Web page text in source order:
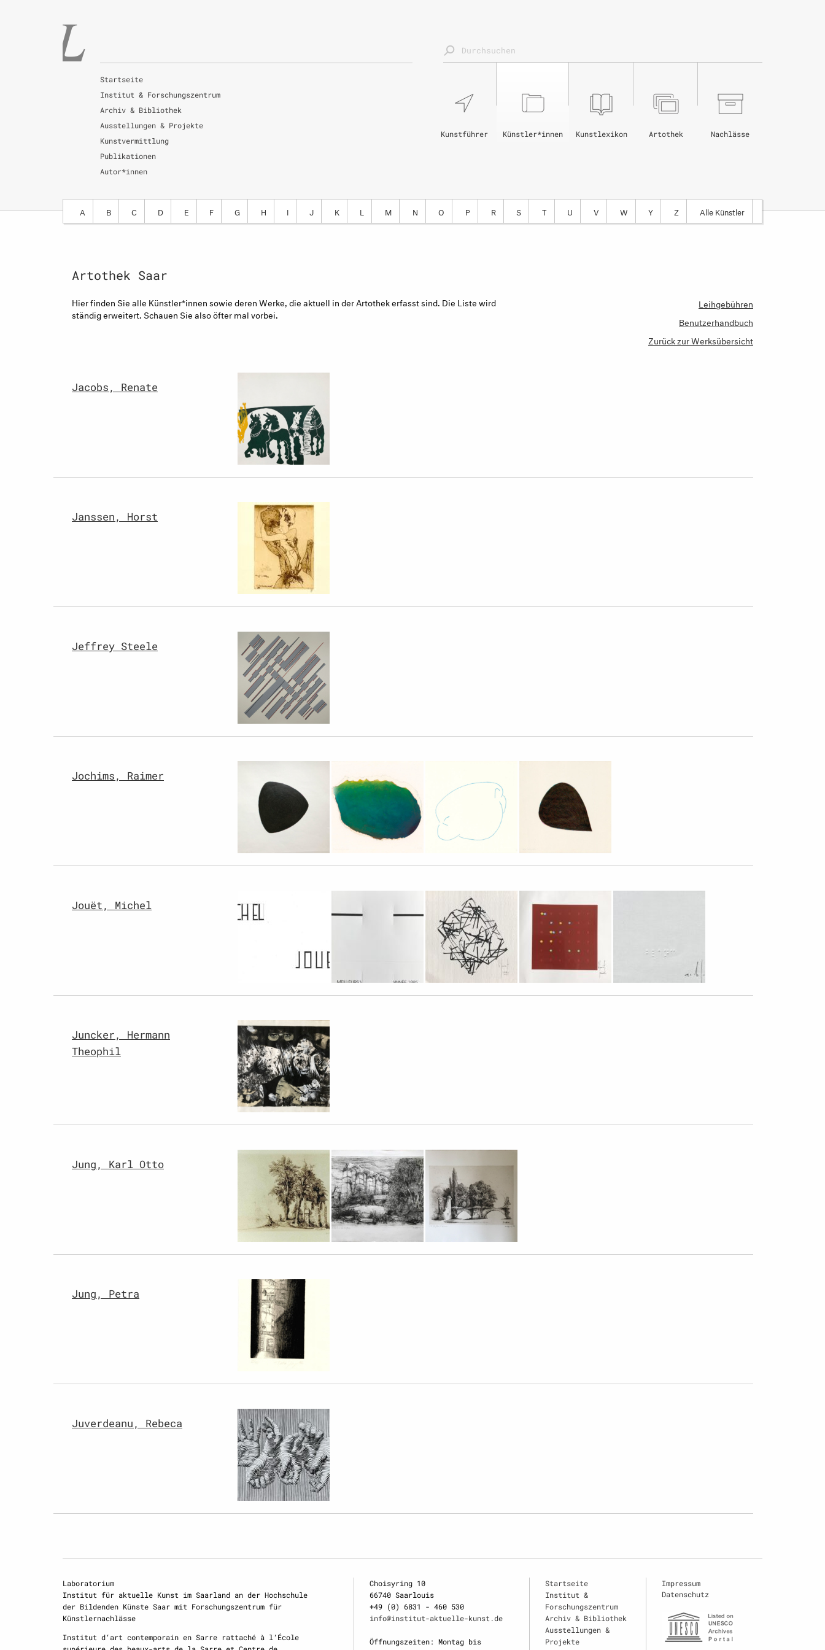
Startseite
Institut & Forschungszentrum
Archiv & Bibliothek
Ausstellungen & Projekte
Kunstvermittlung
Publikationen
Autor*innen
Nachlässe
Artothek
Kunstlexikon
Künstler*innen
Kunstführer
A B C D E F G H I J K L M N O P R S T U V W Y Z Alle Künstler
Artothek Saar
Hier finden Sie alle Künstler*innen sowie deren Werke, die aktuell in der Artothek erfasst sind. Die Liste wird
ständig erweitert. Schauen Sie also öfter mal vorbei.
Leihgebühren
Benutzerhandbuch
Zurück zur Werksübersicht
Jacobs, Renate
Janssen, Horst
Jeffrey Steele
Jochims, Raimer
Jouët, Michel
Juncker, Hermann
Theophil
Jung, Karl Otto
Jung, Petra
Juverdeanu, Rebeca
Laboratorium
Institut für aktuelle Kunst im Saarland an der Hochschule
der Bildenden Künste Saar mit Forschungszentrum für
Künstlernachlässe
Institut d‘art contemporain en Sarre rattaché à l‘École
Choisyring 10
66740 Saarlouis
+49 (0) 6831 - 460 530
info@institut-aktuelle-kunst.de
Öffnungszeiten: Montag bis
Startseite
Institut &
Forschungszentrum
Archiv & Bibliothek
Ausstellungen &
Projekte
Impressum
Datenschutz